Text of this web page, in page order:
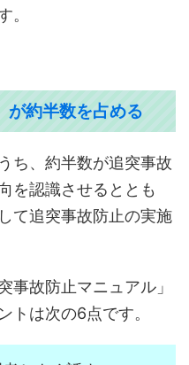
。
が約半数を占める
ち、約半数が追突事故
を認識させるととも
て追突事故防止の実施
事故防止マニュアル」
トは次の6点です。